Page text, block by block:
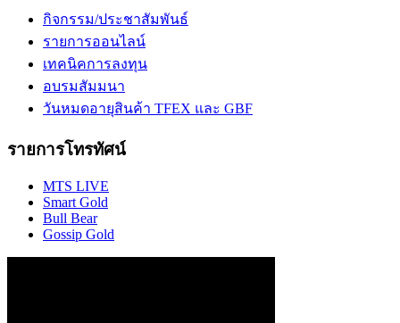
กิจกรรม/ประชาสัมพันธ์
รายการออนไลน์
เทคนิคการลงทุน
อบรมสัมมนา
วันหมดอายุสินค้า TFEX และ GBF
รายการโทรทัศน์
MTS LIVE
Smart Gold
Bull Bear
Gossip Gold